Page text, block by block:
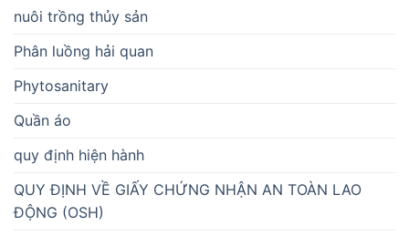
nuôi trồng thủy sản
Phân luồng hải quan
Phytosanitary
Quần áo
quy định hiện hành
QUY ĐỊNH VỀ GIẤY CHỨNG NHẬN AN TOÀN LAO
ĐỘNG (OSH)